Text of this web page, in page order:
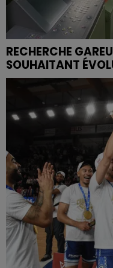
RECHERCHE
SOUHAITANT